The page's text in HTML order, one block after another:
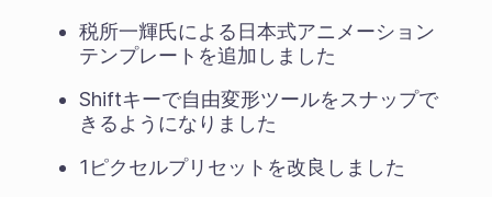
税所一輝氏による日本式アニメーション
テンプレートを追加しました
Shiftキーで自由変形ツールをスナップで
きるようになりました
1ピクセルプリセットを改良しました